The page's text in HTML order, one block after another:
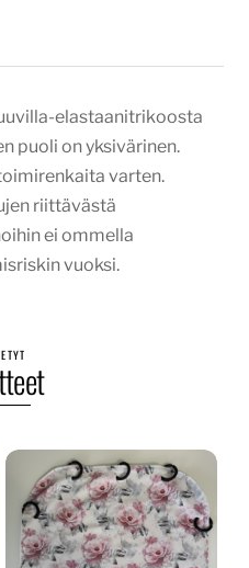
elastaanitrikoosta
puoli on yksivärinen.
varten.
riittävästä
ei ommella
vuoksi.